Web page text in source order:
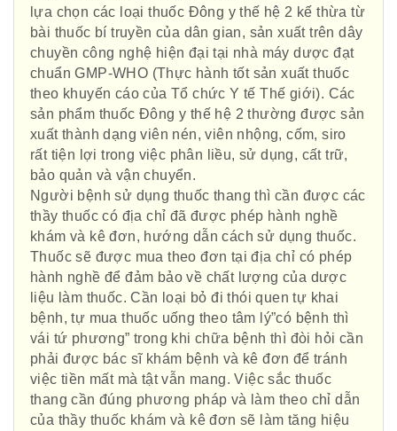
lựa chọn các loại thuốc Đông y thế hệ 2 kế thừa từ
bài thuốc bí truyền của dân gian, sản xuất trên dây
chuyền công nghệ hiện đại tại nhà máy dược đạt
chuẩn GMP-WHO (Thực hành tốt sản xuất thuốc
theo khuyến cáo của Tổ chức Y tế Thế giới). Các
sản phẩm thuốc Đông y thế hệ 2 thường được sản
xuất thành dạng viên nén, viên nhộng, cốm, siro
rất tiện lợi trong việc phân liều, sử dụng, cất trữ,
bảo quản và vận chuyển.
Người bệnh sử dụng thuốc thang thì cần được các
thầy thuốc có địa chỉ đã được phép hành nghề
khám và kê đơn, hướng dẫn cách sử dụng thuốc.
Thuốc sẽ được mua theo đơn tại địa chỉ có phép
hành nghề để đảm bảo về chất lượng của dược
liệu làm thuốc. Cần loại bỏ đi thói quen tự khai
bệnh, tự mua thuốc uống theo tâm lý”có bệnh thì
vái tứ phương” trong khi chữa bệnh thì đòi hỏi cần
phải được bác sĩ khám bệnh và kê đơn để tránh
việc tiền mất mà tật vẫn mang. Việc sắc thuốc
thang cần đúng phương pháp và làm theo chỉ dẫn
của thầy thuốc khám và kê đơn sẽ làm tăng hiệu